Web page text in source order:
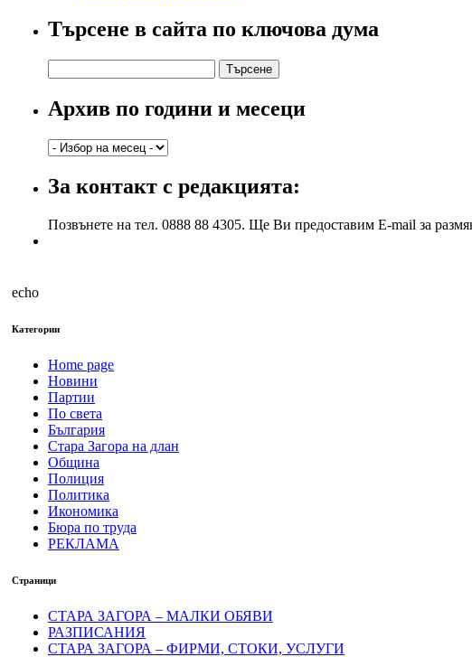
Търсене в сайта по ключова дума
за:
Архив по години и месеци
Архив
години
и
За контакт с редакцията:
Позвънете на тел. 0888 88 4305. Ще Ви предоставим E-mail за
echo
Категории
Home page
Новини
Партии
По света
България
Стара Загора на длан
Община
Полиция
Политика
Икономика
Бюра по труда
РЕКЛАМА
Страници
СТАРА ЗАГОРА – МАЛКИ ОБЯВИ
РАЗПИСАНИЯ
СТАРА ЗАГОРА – ФИРМИ, СТОКИ, УСЛУГИ